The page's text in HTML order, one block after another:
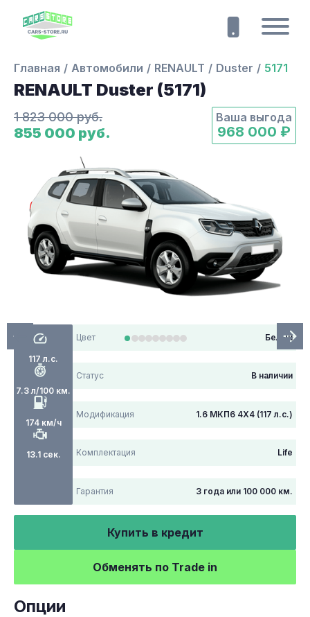
Главная Автомобили RENAULT Duster 5171
RENAULT Duster (5171)
1 823 000 руб.
855 000 руб.
Ваша выгода
968 000 ₽
117 л.с.
7.3 л/100 км.
174 км/ч
13.1 сек.
Цвет Белый
Статус В наличии
Модификация 1.6 МКП6 4Х4 (117 л.с.)
Комплектация Life
Гарантия 3 года или 100 000 км.
Купить в кредит
Обменять по Trade in
Опции